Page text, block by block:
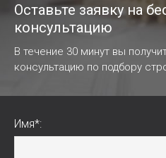
Оставьте заявку на
консультацию
В течение 30 минут вы
консультацию по подбору
Имя*: